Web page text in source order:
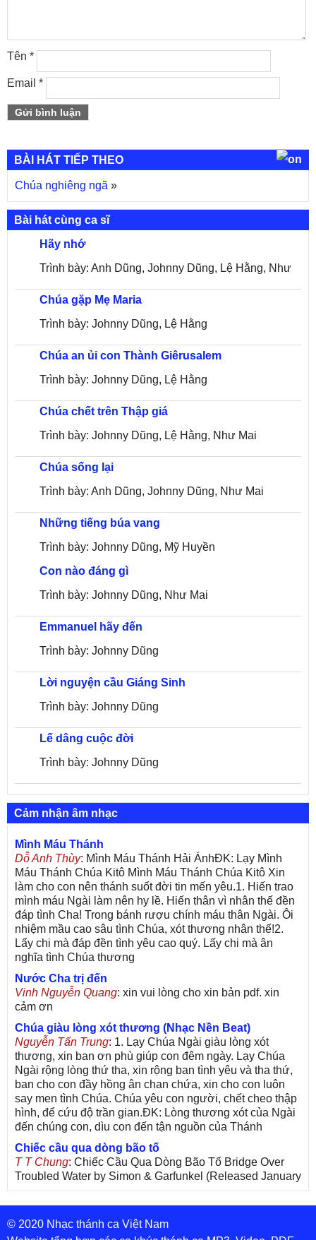
Tên *
Email *
BÀI HÁT TIẾP THEO
Chúa nghiêng ngã »
Bài hát cùng ca sĩ
Hãy nhớ
Trình bày: Anh Dũng, Johnny Dũng, Lệ Hằng, Như
Mai
Chúa gặp Mẹ Maria
Trình bày: Johnny Dũng, Lệ Hằng
Chúa an ủi con Thành Giêrusalem
Trình bày: Johnny Dũng, Lệ Hằng
Chúa chết trên Thập giá
Trình bày: Johnny Dũng, Lệ Hằng, Như Mai
Chúa sống lại
Trình bày: Anh Dũng, Johnny Dũng, Như Mai
Những tiếng búa vang
Trình bày: Johnny Dũng, Mỹ Huyền
Con nào đáng gì
Trình bày: Johnny Dũng, Như Mai
Emmanuel hãy đến
Trình bày: Johnny Dũng
Lời nguyện cầu Giáng Sinh
Trình bày: Johnny Dũng
Lế dâng cuộc đời
Trình bày: Johnny Dũng
Cảm nhận âm nhạc
Mình Máu Thánh
Dỗ Anh Thùy: Mình Máu Thánh Hải ÁnhĐK: Lạy Mình
Máu Thánh Chúa Kitô Mình Máu Thánh Chúa Kitô Xin
làm cho con nên thánh suốt đời tin mến yêu.1. Hiến trao
mình máu Ngài làm nên hy lề. Hiến thân vì nhân thế đền
đáp tình Cha! Trong bánh rượu chính máu thân Ngài. Ôi
nhiệm mầu cao sâu tình Chúa, xót thương nhân thế!2.
Lấy chi mà đáp đền tình yêu cao quý. Lấy chi mà ân
nghĩa tình Chúa thương
Nước Cha trị đến
Vinh Nguyễn Quang: xin vui lòng cho xin bản pdf. xin
cảm ơn
Chúa giàu lòng xót thương (Nhạc Nền Beat)
Nguyễn Tấn Trung: 1. Lạy Chúa Ngài giàu lòng xót
thương, xin ban ơn phù giúp con đêm ngày. Lạy Chúa
Ngài rộng lòng thứ tha, xin rộng ban tình yêu và tha thứ,
ban cho con đầy hồng ân chan chứa, xin cho con luôn
say men tình Chúa. Chúa yêu con người, chết cheo thập
hình, để cứu độ trần gian.ĐK: Lòng thương xót của Ngài
đến chúng con, dìu con đến tận nguồn của Thánh
Chiếc cầu qua dòng bão tố
T T Chung: Chiếc Cầu Qua Dòng Bão Tố Bridge Over
Troubled Water by Simon & Garfunkel (Released January
26, 1970) Lời Việt: Nhạc Sĩ Vũ Đức Nghiêm Trình Bày:
Chung Tử Lưu
De Colores! (Lời Việt)
© 2020 Nhạc thánh ca Việt Nam